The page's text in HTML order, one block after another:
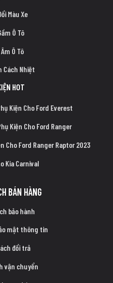
Màu Xe
Ô Tô
Ô Tô
Cách Nhiệt
HOT
Kiện Cho Ford Everest
Kiện Cho Ford Ranger
Cho Ford Ranger Raptor 2023
Kia Carnival
BÁN HÀNG
bảo hành
mật thông tin
đổi trả
vận chuyển